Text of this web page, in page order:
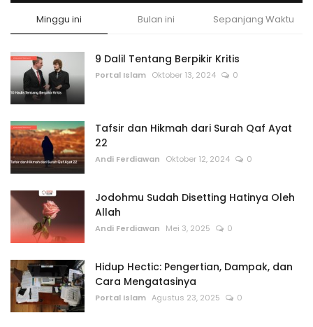
Minggu ini Bulan ini Sepanjang Waktu
9 Dalil Tentang Berpikir Kritis
Portal Islam Oktober 13, 2024 0
Tafsir dan Hikmah dari Surah Qaf Ayat
22
Andi Ferdiawan Oktober 12, 2024 0
Jodohmu Sudah Disetting Hatinya Oleh
Allah
Andi Ferdiawan Mei 3, 2025 0
Hidup Hectic: Pengertian, Dampak, dan
Cara Mengatasinya
Portal Islam Agustus 23, 2025 0